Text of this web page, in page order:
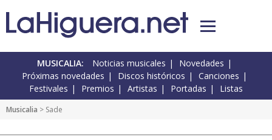
MUSICALIA: Noticias musicales
Novedades
Próximas novedades
Discos históricos
Canciones
Festivales
Premios Artistas Portadas Listas
Musicalia > Sade